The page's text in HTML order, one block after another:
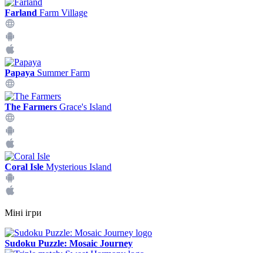
Farland Farm Village
Papaya Summer Farm
The Farmers Grace's Island
Coral Isle Mysterious Island
Міні ігри
Sudoku Puzzle: Mosaic Journey